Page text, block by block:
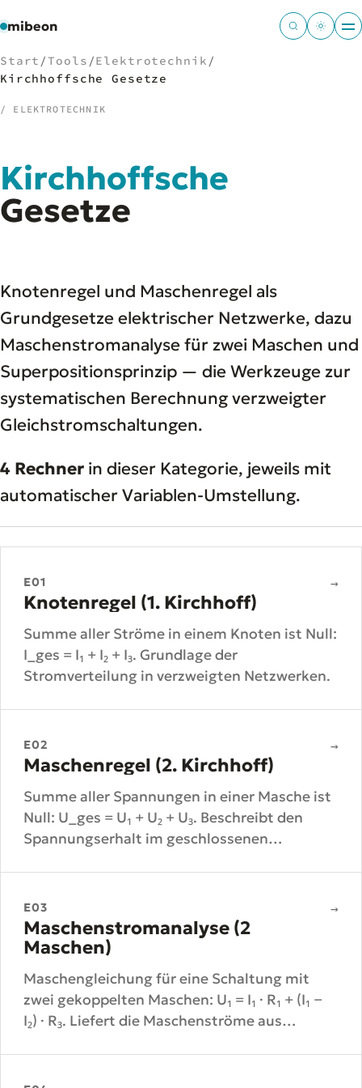
mibeon
01Start
02MB
03Projekte
06Tools
Welten
Start /Tools /Elektrotechnik /
Kirchhoffsche Gesetze
/ ELEKTROTECHNIK
Kirchhoffsche
Gesetze
Knotenregel und Maschenregel als
Grundgesetze elektrischer Netzwerke, dazu
Maschenstromanalyse für zwei Maschen und
Superpositionsprinzip — die Werkzeuge zur
systematischen Berechnung verzweigter
Gleichstromschaltungen.
4 Rechner in dieser Kategorie, jeweils mit
automatischer Variablen-Umstellung.
E01 →
Knotenregel (1. Kirchhoff)
Summe aller Ströme in einem Knoten ist Null:
I_ges = I₁ + I₂ + I₃. Grundlage der
Stromverteilung in verzweigten Netzwerken.
E02 →
Maschenregel (2. Kirchhoff)
Summe aller Spannungen in einer Masche ist
Null: U_ges = U₁ + U₂ + U₃. Beschreibt den
Spannungserhalt im geschlossenen
E03 →
Maschenstromanalyse (2
Maschen)
Maschengleichung für eine Schaltung mit
zwei gekoppelten Maschen: U₁ = I₁ · R₁ + (I₁ −
I₂) · R₃. Liefert die Maschenströme aus